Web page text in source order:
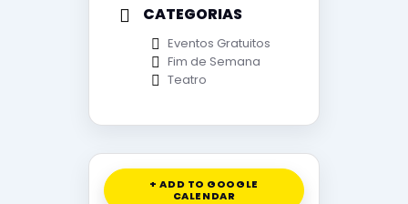
CATEGORIAS
Eventos Gratuitos
Fim de Semana
Teatro
+ ADD TO GOOGLE
CALENDAR